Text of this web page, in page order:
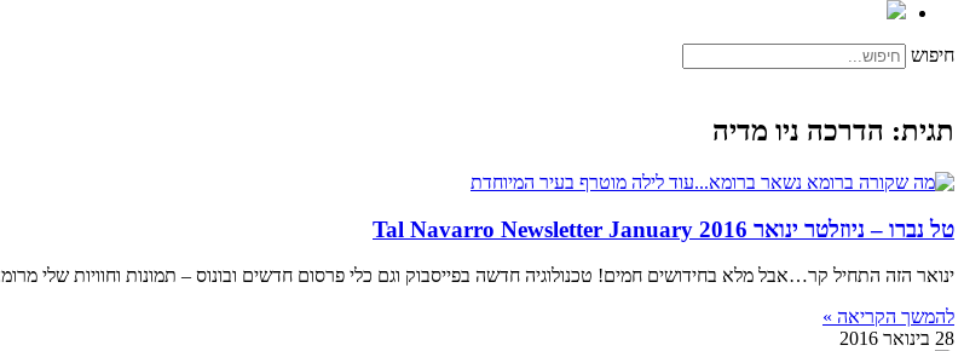
חיפוש
תגית: הדרכה ניו מדיה
טל נברו – ניוזלטר ינואר 2016 Tal Navarro Newsletter January
ינואר הזה התחיל קר…אבל מלא בחידושים חמים! טכנולוגיה חדשה בפייסבוק וגם כלי פרסום חדשים ובונוס – תמונות וחוויות שלי
להמשך הקריאה »
28 בינואר 2016